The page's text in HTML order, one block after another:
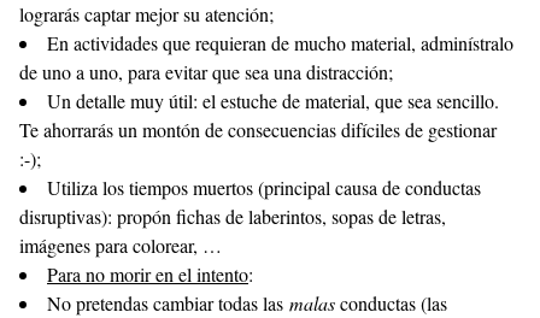
lograrás captar mejor su atención;
En actividades que requieran de mucho material, adminístralo
de uno a uno, para evitar que sea una distracción;
Un detalle muy útil: el estuche de material, que sea sencillo.
Te ahorrarás un montón de consecuencias difíciles de gestionar
:-);
Utiliza los tiempos muertos (principal causa de conductas
disruptivas): propón fichas de laberintos, sopas de letras,
imágenes para colorear, …
Para no morir en el intento:
No pretendas cambiar todas las malasconductas (las